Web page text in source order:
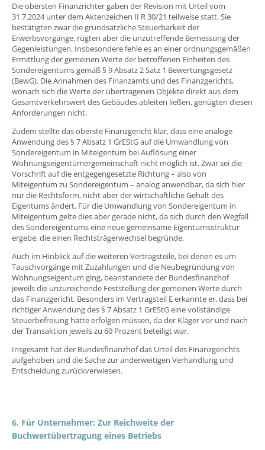
Die obersten Finanzrichter gaben der Revision mit Urteil vom
31.7.2024 unter dem Aktenzeichen II R 30/21 teilweise statt. Sie
bestätigten zwar die grundsätzliche Steuerbarkeit der
Erwerbsvorgänge, rügten aber die unzutreffende Bemessung der
Gegenleistungen. Insbesondere fehle es an einer ordnungsgemäßen
Ermittlung der gemeinen Werte der betroffenen Einheiten des
Sondereigentums gemäß § 9 Absatz 2 Satz 1 Bewertungsgesetz
(BewG). Die Annahmen des Finanzamts und des Finanzgerichts,
wonach sich die Werte der übertragenen Objekte direkt aus dem
Gesamtverkehrswert des Gebäudes ableiten ließen, genügten diesen
Anforderungen nicht.
Zudem stellte das oberste Finanzgericht klar, dass eine analoge
Anwendung des § 7 Absatz 1 GrEStG auf die Umwandlung von
Sondereigentum in Miteigentum bei Auflösung einer
Wohnungseigentümergemeinschaft nicht möglich ist. Zwar sei die
Vorschrift auf die entgegengesetzte Richtung – also von
Miteigentum zu Sondereigentum – analog anwendbar, da sich hier
nur die Rechtsform, nicht aber der wirtschaftliche Gehalt des
Eigentums ändert. Für die Umwandlung von Sondereigentum in
Miteigentum gelte dies aber gerade nicht, da sich durch den Wegfall
des Sondereigentums eine neue gemeinsame Eigentumsstruktur
ergebe, die einen Rechtsträgerwechsel begründe.
Auch im Hinblick auf die weiteren Vertragsteile, bei denen es um
Tauschvorgänge mit Zuzahlungen und die Neubegründung von
Wohnungseigentum ging, beanstandete der Bundesfinanzhof
jeweils die unzureichende Feststellung der gemeinen Werte durch
das Finanzgericht. Besonders im Vertragsteil E erkannte er, dass bei
richtiger Anwendung des § 7 Absatz 1 GrEStG eine vollständige
Steuerbefreiung hätte erfolgen müssen, da der Kläger vor und nach
der Transaktion jeweils zu 60 Prozent beteiligt war.
Insgesamt hat der Bundesfinanzhof das Urteil des Finanzgerichts
aufgehoben und die Sache zur anderweitigen Verhandlung und
Entscheidung zurückverwiesen.
6. Für Unternehmer: Zur Reichweite der
Buchwertübertragung eines Betriebs